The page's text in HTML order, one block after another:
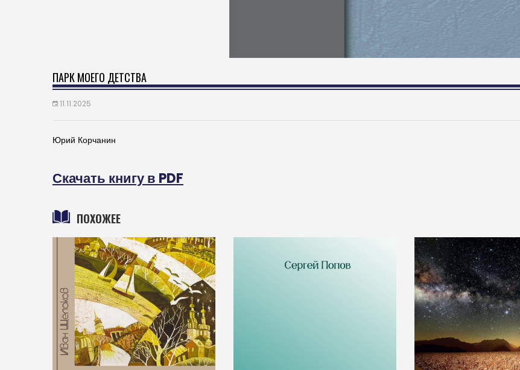
ПАРК МОЕГО ДЕТСТВА
11.11.2025
Юрий Корчанин
Скачать книгу в PDF
ПОХОЖЕЕ